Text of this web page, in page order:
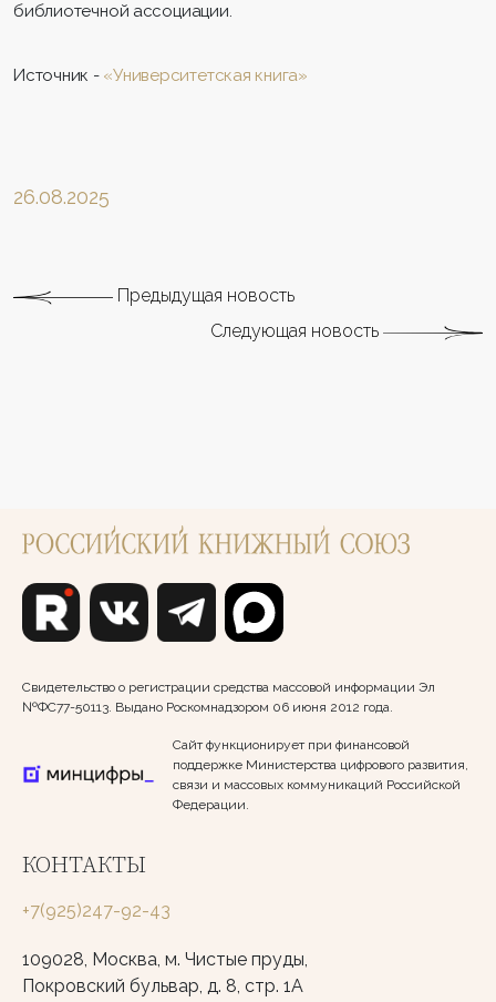
библиотечной ассоциации.
Источник - «Университетская книга»
26.08.2025
Предыдущая новость
Следующая новость
Свидетельство о регистрации средства массовой информации Эл
№ФС77-50113. Выдано Роскомнадзором 06 июня 2012 года.
Сайт функционирует при финансовой
поддержке Министерства цифрового развития,
связи и массовых коммуникаций Российской
Федерации.
КОНТАКТЫ
+7(925)247-92-43
109028, Москва, м. Чистые пруды,
Покровский бульвар, д. 8, стр. 1А